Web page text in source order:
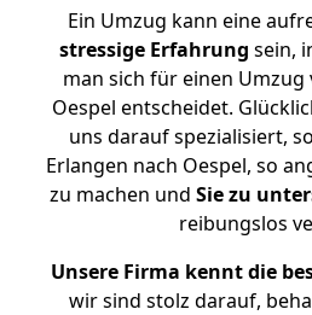
Ein Umzug kann eine
stressige Erfahrung sein,
man sich für einen Umzug
Oespel entscheidet.
uns darauf spezialisiert,
Erlangen nach Oespel, so
zu machen und Sie zu
reibungslos
Unsere Firma kennt die
wir sind stolz darauf,